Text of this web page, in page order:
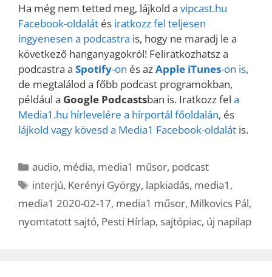
Ha még nem tetted meg, lájkold a vipcast.hu
Facebook-oldalát és iratkozz fel teljesen
ingyenesen a podcastra is, hogy ne maradj le a
következő hanganyagokról! Feliratkozhatsz a
podcastra a Spotify-on és azApple iTunes-on is,
de megtalálod a főbb podcast programokban,
például a Google Podcastsban is. Iratkozz fel a
Media1.hu hírlevelére a hírportál főoldalán, és
lájkold vagy kövesd a Media1 Facebook-oldalát is.
Kategória
audio, média, media1 műsor, podcast
Címkék
interjú, Kerényi György, lapkiadás, media1 ,
media1 2020-02-17, media1 műsor, Milkovics Pál,
nyomtatott sajtó, Pesti Hírlap, sajtópiac, új napilap